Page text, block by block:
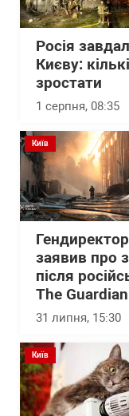
Росія
Києву:
зростати
1 серпня, 08:35
Київ
заявив про
після
The Guardian
31 липня, 15:30
Київ